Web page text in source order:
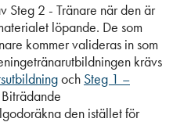
Steg 2 - Tränare när den är
löpande. De som
kommer valideras in som
krävs
och Steg 1 –
den istället för